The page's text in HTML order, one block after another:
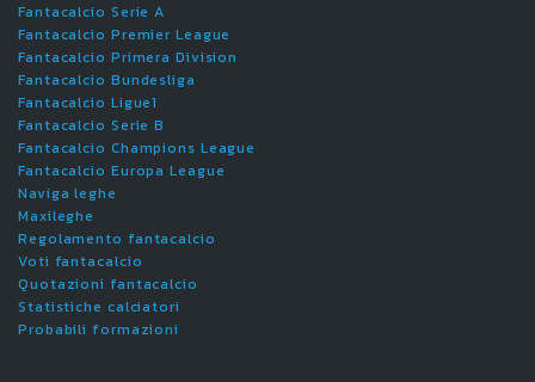
Fantacalcio Serie A
Fantacalcio Premier League
Fantacalcio Primera Division
Fantacalcio Bundesliga
Fantacalcio Ligue1
Fantacalcio Serie B
Fantacalcio Champions League
Fantacalcio Europa League
Naviga leghe
Maxileghe
Regolamento fantacalcio
Voti fantacalcio
Quotazioni fantacalcio
Statistiche calciatori
Probabili formazioni